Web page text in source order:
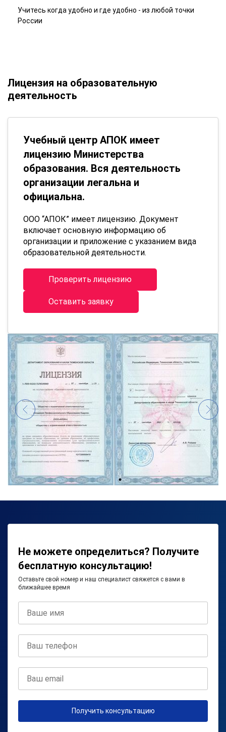
Учитесь когда удобно и где удобно - из любой точки
России
Лицензия на образовательную
деятельность
Учебный центр АПОК имеет
лицензию Министерства
образования. Вся деятельность
организации легальна и
официальна.
ООО “АПОК” имеет лицензию. Документ
включает основную информацию об
организации и приложение с указанием вида
образовательной деятельности.
Проверить лицензию
Оставить заявку
Не можете определиться? Получите
бесплатную консультацию!
Оставьте свой номер и наш специалист свяжется с вами в
ближайшее время
Получить консультацию